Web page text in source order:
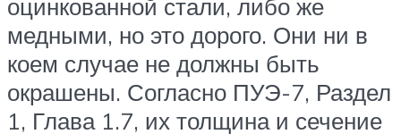
оцинкованной стали, либо же
медными, но это дорого. Они ни в
коем случае не должны быть
окрашены. Согласно ПУЭ-7, Раздел
1, Глава 1.7, их толщина и сечение